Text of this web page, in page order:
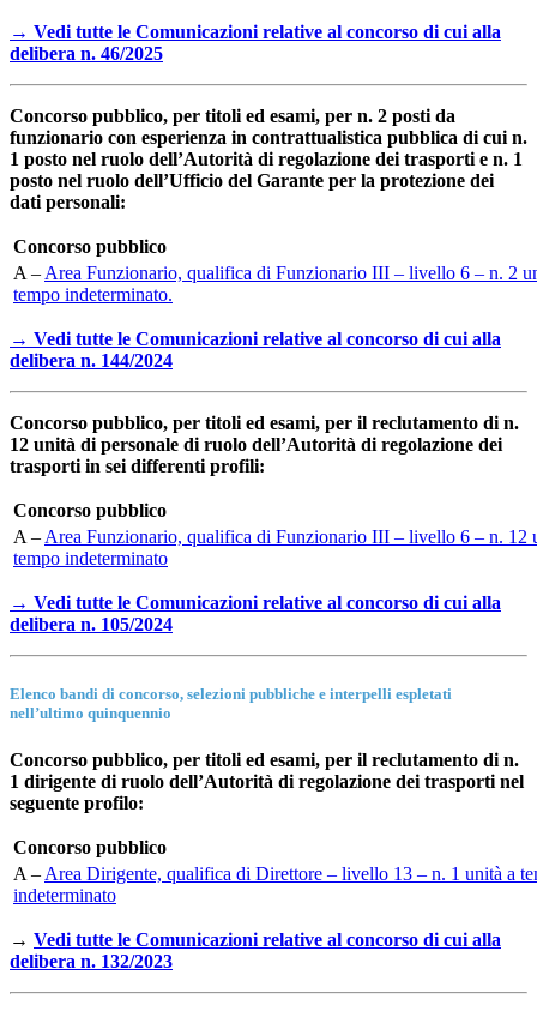
→ Vedi tutte le Comunicazioni relative al concorso di cui alla
delibera n. 46/2025
Concorso pubblico, per titoli ed esami, per n. 2 posti da
funzionario con esperienza in contrattualistica pubblica di cui n.
1 posto nel ruolo dell’Autorità di regolazione dei trasporti e n. 1
posto nel ruolo dell’Ufficio del Garante per la protezione dei
dati personali:
Concorso pubblico
A –Area Funzionario, qualifica di Funzionario III – livello 6 – n. 2
tempo indeterminato.
→ Vedi tutte le Comunicazioni relative al concorso di cui alla
delibera n. 144/2024
Concorso pubblico, per titoli ed esami, per il reclutamento di n.
12 unità di personale di ruolo dell’Autorità di regolazione dei
trasporti in sei differenti profili:
Concorso pubblico
A –Area Funzionario, qualifica di Funzionario III – livello 6 – n. 12
tempo indeterminato
→ Vedi tutte le Comunicazioni relative al concorso di cui alla
delibera n. 105/2024
Elenco bandi di concorso, selezioni pubbliche e interpelli espletati
nell’ultimo quinquennio
Concorso pubblico, per titoli ed esami, per il reclutamento di n.
1 dirigente di ruolo dell’Autorità di regolazione dei trasporti nel
seguente profilo:
Concorso pubblico
A – Area Dirigente, qualifica di Direttore – livello 13 – n. 1 unità a
indeterminato
→ Vedi tutte le Comunicazioni relative al concorso di cui alla
delibera n. 132/2023